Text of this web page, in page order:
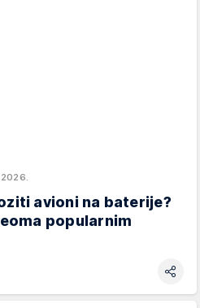
avioni na baterije?
popularnim